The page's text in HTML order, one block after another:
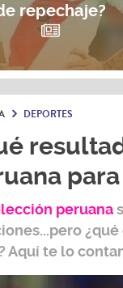
repechaje?
DEPORTES
peruana
Aquí te lo